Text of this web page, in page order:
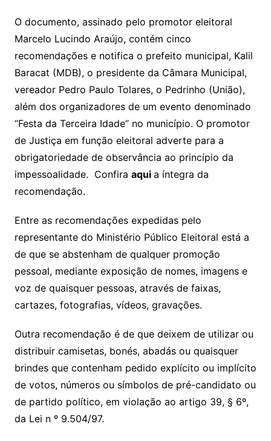
o
O documento, assinado pelo promotor eleitoral
Marcelo Lucindo Araújo, contém cinco
recomendações e notifica o prefeito municipal, Kalil
Baracat (MDB), o presidente da Câmara Municipal,
vereador Pedro Paulo Tolares, o Pedrinho (União),
além dos organizadores de um evento denominado
“Festa da Terceira Idade” no município. O promotor
de Justiça em função eleitoral adverte para a
obrigatoriedade de observância ao princípio da
impessoalidade. Confira aqui a íntegra da
recomendação.
Entre as recomendações expedidas pelo
representante do Ministério Público Eleitoral está a
de que se abstenham de qualquer promoção
pessoal, mediante exposição de nomes, imagens e
voz de quaisquer pessoas, através de faixas,
cartazes, fotografias, vídeos, gravações.
Outra recomendação é de que deixem de utilizar ou
distribuir camisetas, bonés, abadás ou quaisquer
brindes que contenham pedido explícito ou implícito
de votos, números ou símbolos de pré-candidato ou
de partido político, em violação ao artigo 39, § 6º,
da Lei n º 9.504/97.